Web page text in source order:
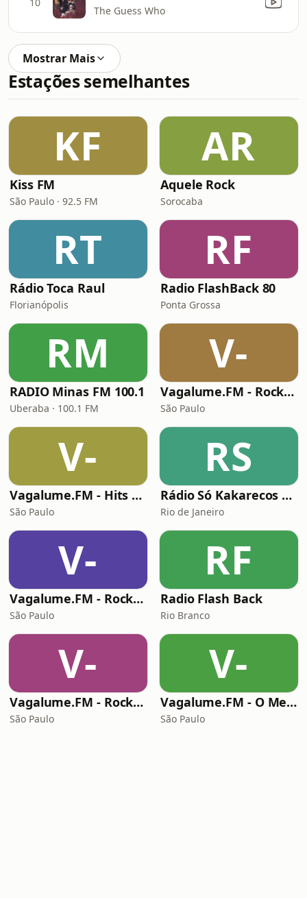
The Guess Who
Mostrar Mais
Estações semelhantes
KF
Kiss FM
São Paulo · 92.5 FM
AR
Aquele Rock
Sorocaba
RT
Rádio Toca Raul
Florianópolis
RF
Radio FlashBack 80
Ponta Grossa
RM
RADIO Minas FM 100.1
Uberaba · 100.1 FM
V-
Vagalume.FM - Rock Clássico
São Paulo
V-
Vagalume.FM - Hits Anos 90
São Paulo
RS
Rádio Só Kakarecos Classic Rock
Rio de Janeiro
V-
Vagalume.FM - Rock - Das Raízes ao Progressivo
São Paulo
RF
Radio Flash Back
Rio Branco
V-
Vagalume.FM - Rock Ballads
São Paulo
V-
Vagalume.FM - O Melhor de Coldplay
São Paulo